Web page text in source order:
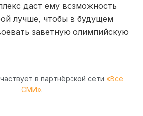
даст ему возможность
лучше, чтобы в будущем
заветную олимпийскую
в партнёрской сети «Все
СМИ».